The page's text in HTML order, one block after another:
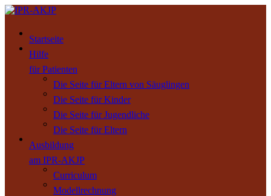
Startseite
Hilfe
für Patienten
Die Seite für Eltern von Säuglingen
Die Seite für Kinder
Die Seite für Jugendliche
Die Seite für Eltern
Ausbildung
am IPR-AKJP
Curriculum
Modellrechnung